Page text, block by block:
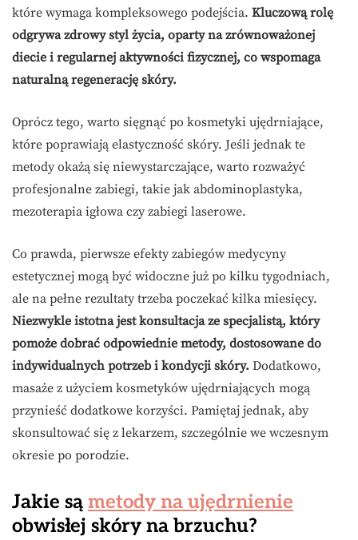
które wymaga kompleksowego podejścia. Kluczową rolę
odgrywa zdrowy styl życia, oparty na zrównoważonej
diecie i regularnej aktywności fizycznej, co wspomaga
naturalną regenerację skóry.
Oprócz tego, warto sięgnąć po kosmetyki ujędrniające,
które poprawiają elastyczność skóry. Jeśli jednak te
metody okażą się niewystarczające, warto rozważyć
profesjonalne zabiegi, takie jak abdominoplastyka,
mezoterapia igłowa czy zabiegi laserowe.
Co prawda, pierwsze efekty zabiegów medycyny
estetycznej mogą być widoczne już po kilku tygodniach,
ale na pełne rezultaty trzeba poczekać kilka miesięcy.
Niezwykle istotna jest konsultacja ze specjalistą, który
pomoże dobrać odpowiednie metody, dostosowane do
indywidualnych potrzeb i kondycji skóry. Dodatkowo,
masaże z użyciem kosmetyków ujędrniających mogą
przynieść dodatkowe korzyści. Pamiętaj jednak, aby
skonsultować się z lekarzem, szczególnie we wczesnym
okresie po porodzie.
Jakie są metody na ujędrnienie
obwisłej skóry na brzuchu?